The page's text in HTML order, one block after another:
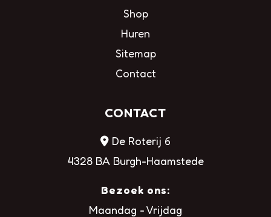
Shop
Huren
Sitemap
Contact
CONTACT
De Roterij 6
4328 BA Burgh-Haamstede
Bezoek ons:
Maandag - Vrijdag